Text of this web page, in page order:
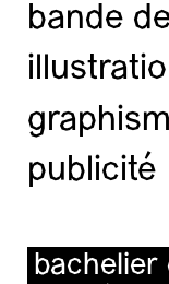
bande
publicité